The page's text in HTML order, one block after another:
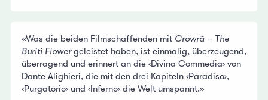
«Was die beiden Filmschaffenden mit Crowrã – The
Buriti Flowergeleistet haben, ist einmalig, überzeugend,
überragend und erinnert an die ‹Divina Commedia› von
Dante Alighieri, die mit den drei Kapiteln ‹Paradiso›,
‹Purgatorio› und ‹Inferno› die Welt umspannt.»